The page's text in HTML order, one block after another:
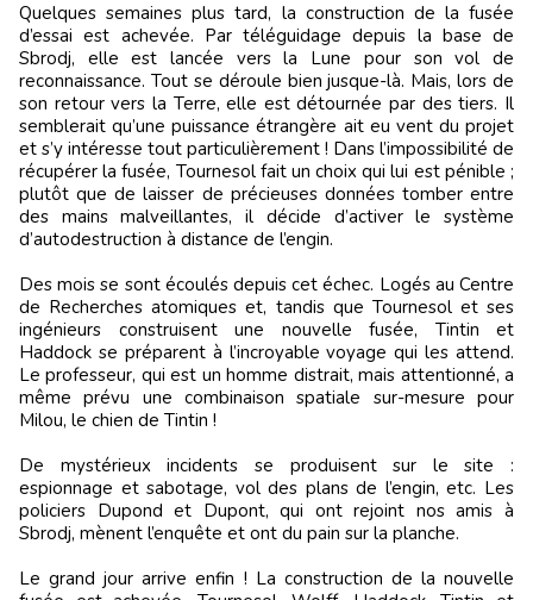
Quelques semaines plus tard, la construction de la fusée
d’essai est achevée. Par téléguidage depuis la base de
Sbrodj, elle est lancée vers la Lune pour son vol de
reconnaissance. Tout se déroule bien jusque-là. Mais, lors de
son retour vers la Terre, elle est détournée par des tiers. Il
semblerait qu’une puissance étrangère ait eu vent du projet
et s’y intéresse tout particulièrement ! Dans l’impossibilité de
récupérer la fusée, Tournesol fait un choix qui lui est pénible ;
plutôt que de laisser de précieuses données tomber entre
des mains malveillantes, il décide d’activer le système
d’autodestruction à distance de l’engin.
Des mois se sont écoulés depuis cet échec. Logés au Centre
de Recherches atomiques et, tandis que Tournesol et ses
ingénieurs construisent une nouvelle fusée, Tintin et
Haddock se préparent à l’incroyable voyage qui les attend.
Le professeur, qui est un homme distrait, mais attentionné, a
même prévu une combinaison spatiale sur-mesure pour
Milou, le chien de Tintin !
De mystérieux incidents se produisent sur le site :
espionnage et sabotage, vol des plans de l’engin, etc. Les
policiers Dupond et Dupont, qui ont rejoint nos amis à
Sbrodj, mènent l’enquête et ont du pain sur la planche.
Le grand jour arrive enfin ! La construction de la nouvelle